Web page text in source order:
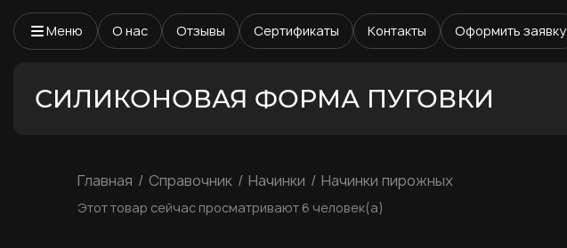
Меню О нас Отзывы Сертификаты Контакты Оформить заявку
СИЛИКОНОВАЯ ФОРМА ПУГОВКИ
Главная Справочник Начинки Начинки пирожных
Этот товар сейчас просматривают 6 человек(а)